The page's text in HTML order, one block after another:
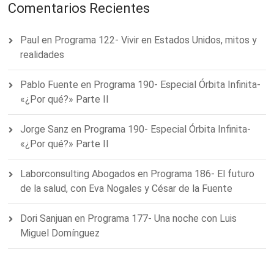
Comentarios Recientes
Paul en Programa 122- Vivir en Estados Unidos, mitos y
realidades
Pablo Fuente en Programa 190- Especial Órbita Infinita-
«¿Por qué?» Parte II
Jorge Sanz en Programa 190- Especial Órbita Infinita-
«¿Por qué?» Parte II
Laborconsulting Abogados en Programa 186- El futuro
de la salud, con Eva Nogales y César de la Fuente
Dori Sanjuan en Programa 177- Una noche con Luis
Miguel Domínguez